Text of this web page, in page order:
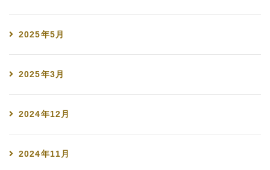
2025年5月
2025年3月
2024年12月
2024年11月